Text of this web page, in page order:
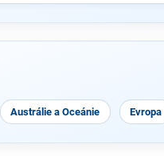
Austrálie a Oceánie Evropa